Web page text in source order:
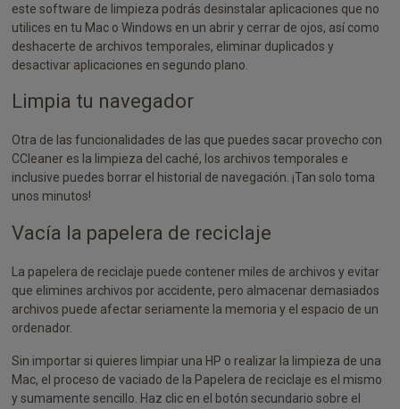
este software de limpieza podrás desinstalar aplicaciones que no
utilices en tu Mac o Windows en un abrir y cerrar de ojos, así como
deshacerte de archivos temporales, eliminar duplicados y
desactivar aplicaciones en segundo plano.
Limpia tu navegador
Otra de las funcionalidades de las que puedes sacar provecho con
CCleaner es la limpieza del caché, los archivos temporales e
inclusive puedes borrar el historial de navegación. ¡Tan solo toma
unos minutos!
Vacía la papelera de reciclaje
La papelera de reciclaje puede contener miles de archivos y evitar
que elimines archivos por accidente, pero almacenar demasiados
archivos puede afectar seriamente la memoria y el espacio de un
ordenador.
Sin importar si quieres limpiar una HP o realizar la limpieza de una
Mac, el proceso de vaciado de la Papelera de reciclaje es el mismo
y sumamente sencillo. Haz clic en el botón secundario sobre el